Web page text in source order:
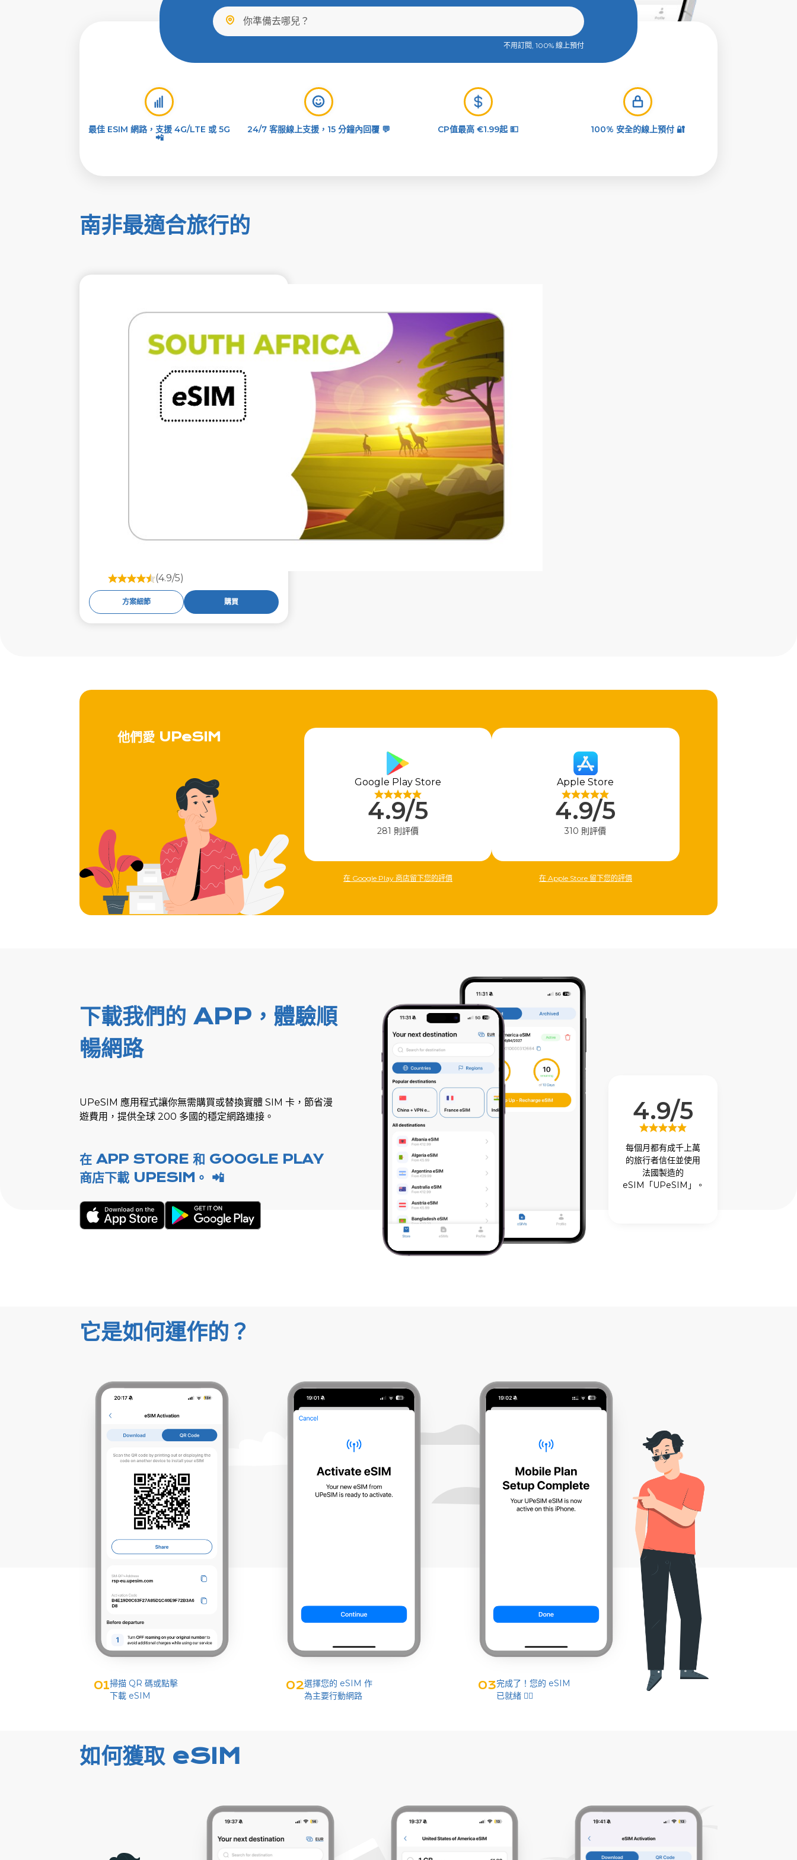
不用訂閱, 100% 線上預付
最佳 ESIM 網路，支援 4G/LTE 或 5G
📲
24/7 客服線上支援，15 分鐘內回覆 💬 CP值最高 €1.99起 💵 100% 安全的線上預付 🔐
南非最適合旅行的
Vodacom
(4.9/5)
方案細節 購買
他們愛 UPeSIM
Google Play Store
4.9/5
281 則評價
在 Google Play 商店留下您的評價
Apple Store
4.9/5
310 則評價
在 Apple Store 留下您的評價
下載我們的 APP，體驗順
暢網路
UPeSIM 應用程式讓你無需購買或替換實體 SIM 卡，節省漫
遊費用，提供全球 200 多國的穩定網路連接。
在 APP STORE 和 GOOGLE PLAY
商店下載 UPESIM。 📲
4.9/5
每個月都有成千上萬
的旅行者信任並使用
法國製造的
eSIM「UPeSIM」。
它是如何運作的？
01掃描 QR 碼或點擊
下載 eSIM
02選擇您的 eSIM 作
為主要行動網路
03完成了！您的 eSIM
已就緒 👌🏻
如何獲取 eSIM